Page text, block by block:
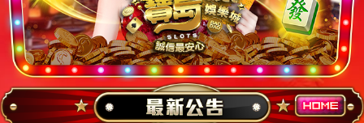
最新公告
聯繫客服
會員登入